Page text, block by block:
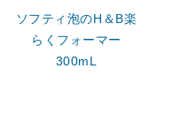
ソフティ泡のH＆B楽
らくフォーマー
300mL